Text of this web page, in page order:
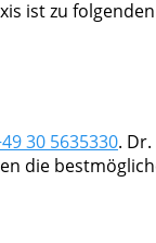
ist zu
30 5635330.
die